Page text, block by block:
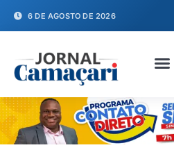
6 DE AGOSTO DE 2026